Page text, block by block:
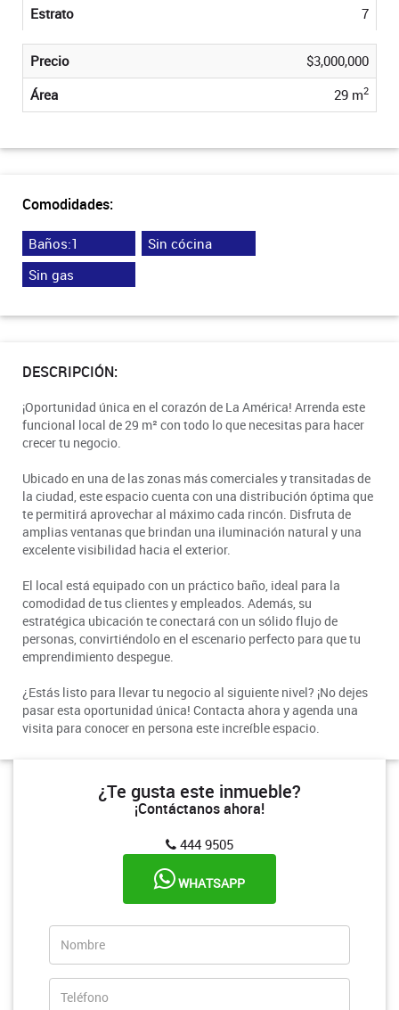
Estrato
7
Precio
$3,000,000
Área
29 m2
Comodidades:
Baños:1
Sin cócina
Sin gas
DESCRIPCIÓN:
¡Oportunidad única en el corazón de La América! Arrenda este
funcional local de 29 m² con todo lo que necesitas para hacer
crecer tu negocio.
Ubicado en una de las zonas más comerciales y transitadas de
la ciudad, este espacio cuenta con una distribución óptima que
te permitirá aprovechar al máximo cada rincón. Disfruta de
amplias ventanas que brindan una iluminación natural y una
excelente visibilidad hacia el exterior.
El local está equipado con un práctico baño, ideal para la
comodidad de tus clientes y empleados. Además, su
estratégica ubicación te conectará con un sólido flujo de
personas, convirtiéndolo en el escenario perfecto para que tu
emprendimiento despegue.
¿Estás listo para llevar tu negocio al siguiente nivel? ¡No dejes
pasar esta oportunidad única! Contacta ahora y agenda una
visita para conocer en persona este increíble espacio.
¿Te gusta este inmueble?
¡Contáctanos ahora!
444 9505
WHATSAPP